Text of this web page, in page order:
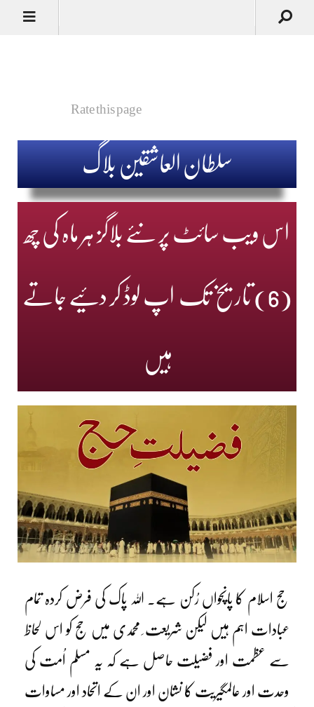
Rate this page
سلطان العاشقین بلاگ
اس ویب سائٹ پر نئے بلاگز ہر ماہ کی چھ
(6) تاریخ تک اپ لوڈ کر دئیے جاتے
ہیں
حج اسلام کا پانچواں رُکن ہے۔ اللہ پاک کی فرض کردہ تمام
عبادات اہم ہیں لیکن شریعت ِ محمدی میں حج کو اس لحاظ
سے عظمت اور فضیلت حاصل ہے کہ یہ مسلم اُمت کی
وحدت اور عالمگیریت کا نشان اور ان کے اتحاد اور مساوات